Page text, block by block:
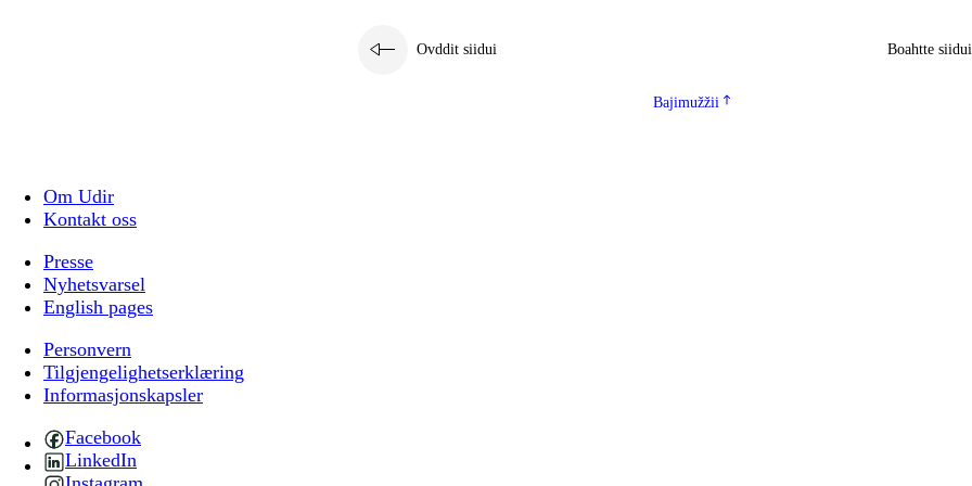
Ovddit siidui Boahtte siidui
Bajimužžii
Om Udir
Kontakt oss
Presse
Nyhetsvarsel
English pages
Personvern
Tilgjengelighetserklæring
Informasjonskapsler
Facebook
LinkedIn